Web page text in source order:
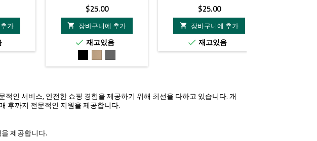
가
가
격
$25.00

장바구니에 추가
 재고있음
은
Earth색
가
격
$25.00

장바구니에 추가
 재고있음
적인 서비스, 안전한 쇼핑 경험을 제공하기 위해 최선을 다하고 있습니다. 개
후까지 전문적인 지원을 제공합니다.
제공합니다.